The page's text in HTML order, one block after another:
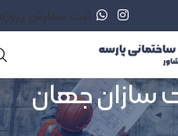
ثبت سفارش پروژه
جهان